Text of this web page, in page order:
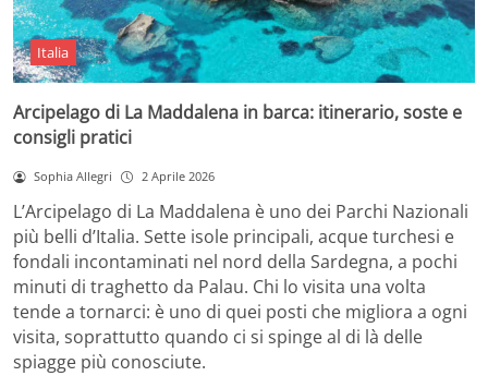
Italia
Arcipelago di La Maddalena in barca: itinerario, soste e
consigli pratici
Sophia Allegri 2 Aprile 2026
L’Arcipelago di La Maddalena è uno dei Parchi Nazionali
più belli d’Italia. Sette isole principali, acque turchesi e
fondali incontaminati nel nord della Sardegna, a pochi
minuti di traghetto da Palau. Chi lo visita una volta
tende a tornarci: è uno di quei posti che migliora a ogni
visita, soprattutto quando ci si spinge al di là delle
spiagge più conosciute.